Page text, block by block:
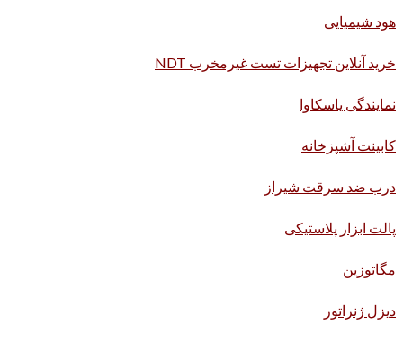
هود شیمیایی
خرید آنلاین تجهیزات تست غیرمخرب NDT
نمایندگی یاسکاوا
کابینت آشپزخانه
درب ضد سرقت شیراز
پالت ابزار پلاستیکی
مگاتوزین
دیزل ژنراتور